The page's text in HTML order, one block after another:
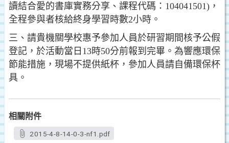
讀結合愛的書庫實務分享、課程代碼：104041501)，
全程參與者核給終身學習時數2小時。
三、請貴機關學校惠予參加人員於研習期間核予公假
登記，於活動當日13時50分前報到完畢。為響應環保
節能措施，現場不提供紙杯，參加人員請自備環保杯
具。
相關附件
2015-4-8-14-0-3-nf1.pdf